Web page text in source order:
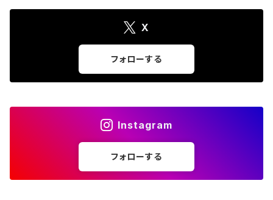
X
フォローする
Instagram
フォローする